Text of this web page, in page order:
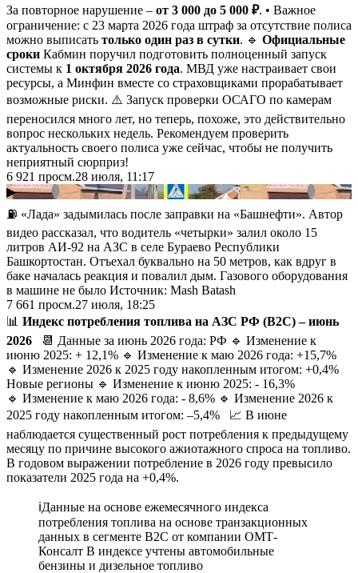
За повторное нарушение – от 3 000 до 5 000 ₽. • Важное
ограничение: с 23 марта 2026 года штраф за отсутствие полиса
можно выписать только один раз в сутки. 🔹 Официальные
сроки Кабмин поручил подготовить полноценный запуск
системы к 1 октября 2026 года. МВД уже настраивает свои
ресурсы, а Минфин вместе со страховщиками прорабатывает
возможные риски. ⚠️ Запуск проверки ОСАГО по камерам
переносился много лет, но теперь, похоже, это действительно
вопрос нескольких недель. Рекомендуем проверить
актуальность своего полиса уже сейчас, чтобы не получить
неприятный сюрприз!
6 921 просм.28 июля, 11:17
▶
⛽️ «Лада» задымилась после заправки на «Башнефти». Автор
видео рассказал, что водитель «четырки» залил около 15
литров АИ-92 на АЗС в селе Бураево Республики
Башкортостан. Отъехал буквально на 50 метров, как вдруг в
баке началась реакция и повалил дым. Газового оборудования
в машине не было Источник: Mash Batash
7 661 просм.27 июля, 18:25
📊 Индекс потребления топлива на АЗС РФ (B2C) – июнь
2026 📆 Данные за июнь 2026 года: РФ 🔹 Изменение к
июню 2025: + 12,1% 🔹 Изменение к маю 2026 года: +15,7%
🔹 Изменение 2026 к 2025 году накопленным итогом: +0,4%
Новые регионы 🔹 Изменение к июню 2025: - 16,3%
🔹 Изменение к маю 2026 года: - 8,6% 🔹 Изменение 2026 к
2025 году накопленным итогом: –5,4% 📈 В июне
наблюдается существенный рост потребления к предыдущему
месяцу по причине высокого ажиотажного спроса на топливо.
В годовом выражении потребление в 2026 году превысило
показатели 2025 года на +0,4%.
ℹ️Данные на основе ежемесячного индекса
потребления топлива на основе транзакционных
данных в сегменте B2C от компании ОМТ-
Консалт В индексе учтены автомобильные
бензины и дизельное топливо